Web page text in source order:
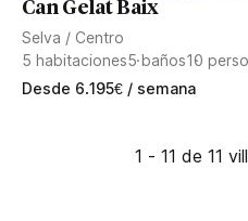
Can Gelat Baix
Selva / Centro
5 habitaciones5baños10
Desde 6.195€ / semana
1 - 11 de 11